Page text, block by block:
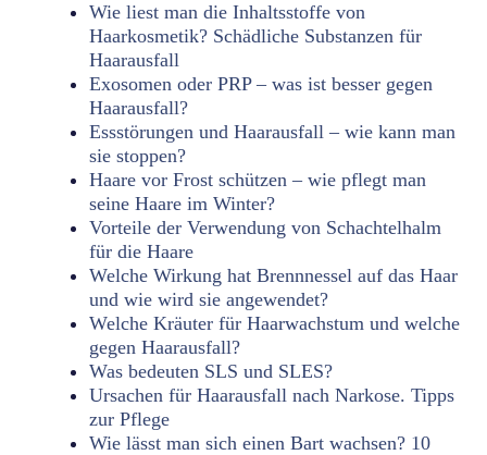
Wie liest man die Inhaltsstoffe von
Haarkosmetik? Schädliche Substanzen für
Haarausfall
Exosomen oder PRP – was ist besser gegen
Haarausfall?
Essstörungen und Haarausfall – wie kann man
sie stoppen?
Haare vor Frost schützen – wie pflegt man
seine Haare im Winter?
Vorteile der Verwendung von Schachtelhalm
für die Haare
Welche Wirkung hat Brennnessel auf das Haar
und wie wird sie angewendet?
Welche Kräuter für Haarwachstum und welche
gegen Haarausfall?
Was bedeuten SLS und SLES?
Ursachen für Haarausfall nach Narkose. Tipps
zur Pflege
Wie lässt man sich einen Bart wachsen? 10